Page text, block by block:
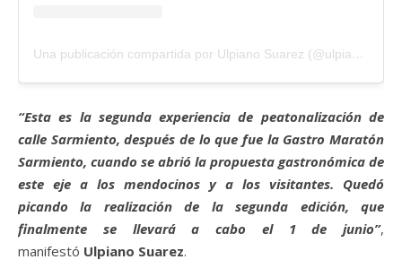
“Esta es la segunda experiencia de peatonalización de
calle Sarmiento, después de lo que fue la Gastro Maratón
Sarmiento, cuando se abrió la propuesta gastronómica de
este eje a los mendocinos y a los visitantes. Quedó
picando la realización de la segunda edición, que
finalmente se llevará a cabo el 1 de junio”,
manifestó Ulpiano Suarez.